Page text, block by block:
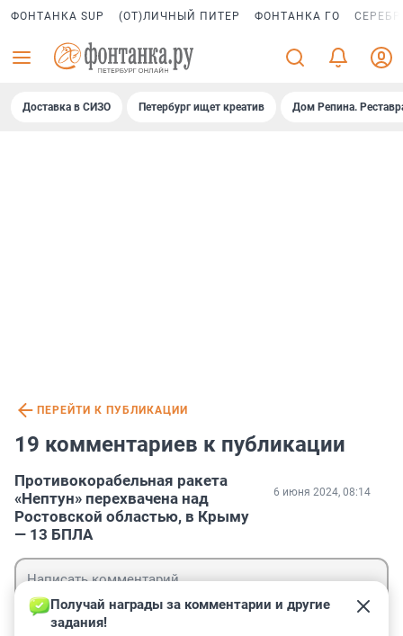
ФОНТАНКА SUP (ОТ)ЛИЧНЫЙ ПИТЕР ФОНТАНКА ГО
Доставка в СИЗО Петербург ищет креатив Дом Репина.
ПЕРЕЙТИ К ПУБЛИКАЦИИ
19 комментариев к публикации
Противокорабельная ракета
«Нептун» перехвачена над
Ростовской областью, в Крыму
— 13 БПЛА
6 июня 2024, 08:14
Получай награды за комментарии и другие
задания!